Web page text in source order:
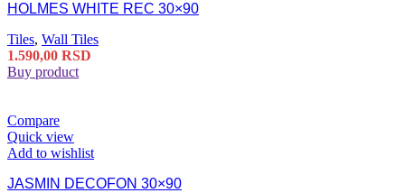
HOLMES WHITE REC 30×90
Tiles, Wall Tiles
1.590,00 RSD
Buy product
Compare
Quick view
Add to wishlist
JASMIN DECOFON 30×90